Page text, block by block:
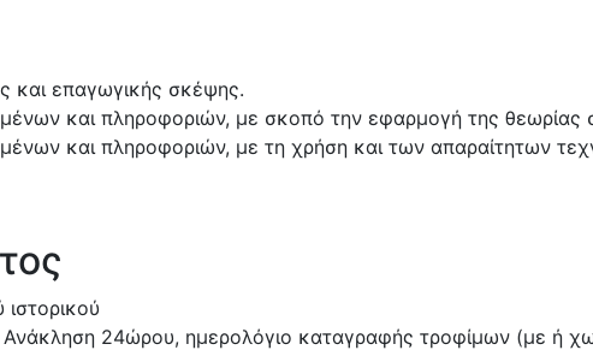
και επαγωγικής σκέψης.
και πληροφοριών, με σκοπό την εφαρμογή της θεωρίας
και πληροφοριών, με τη χρήση και των απαραίτητων
24ώρου, ημερολόγιο καταγραφής τροφίμων (με ή